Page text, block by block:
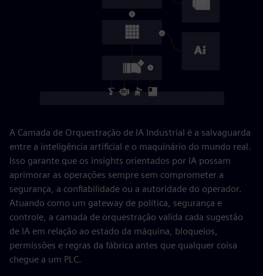
A Camada de Orquestração de IA Industrial é a salvaguarda
entre a inteligência artificial e o maquinário do mundo real.
Isso garante que os insights orientados por IA possam
aprimorar as operações sempre sem comprometer a
segurança, a confiabilidade ou a autoridade do operador.
Atuando como um gateway de política, segurança e
controle, a camada de orquestração valida cada sugestão
de IA em relação ao estado da máquina, bloqueios,
permissões e regras da fábrica antes que qualquer coisa
chegue a um PLC.